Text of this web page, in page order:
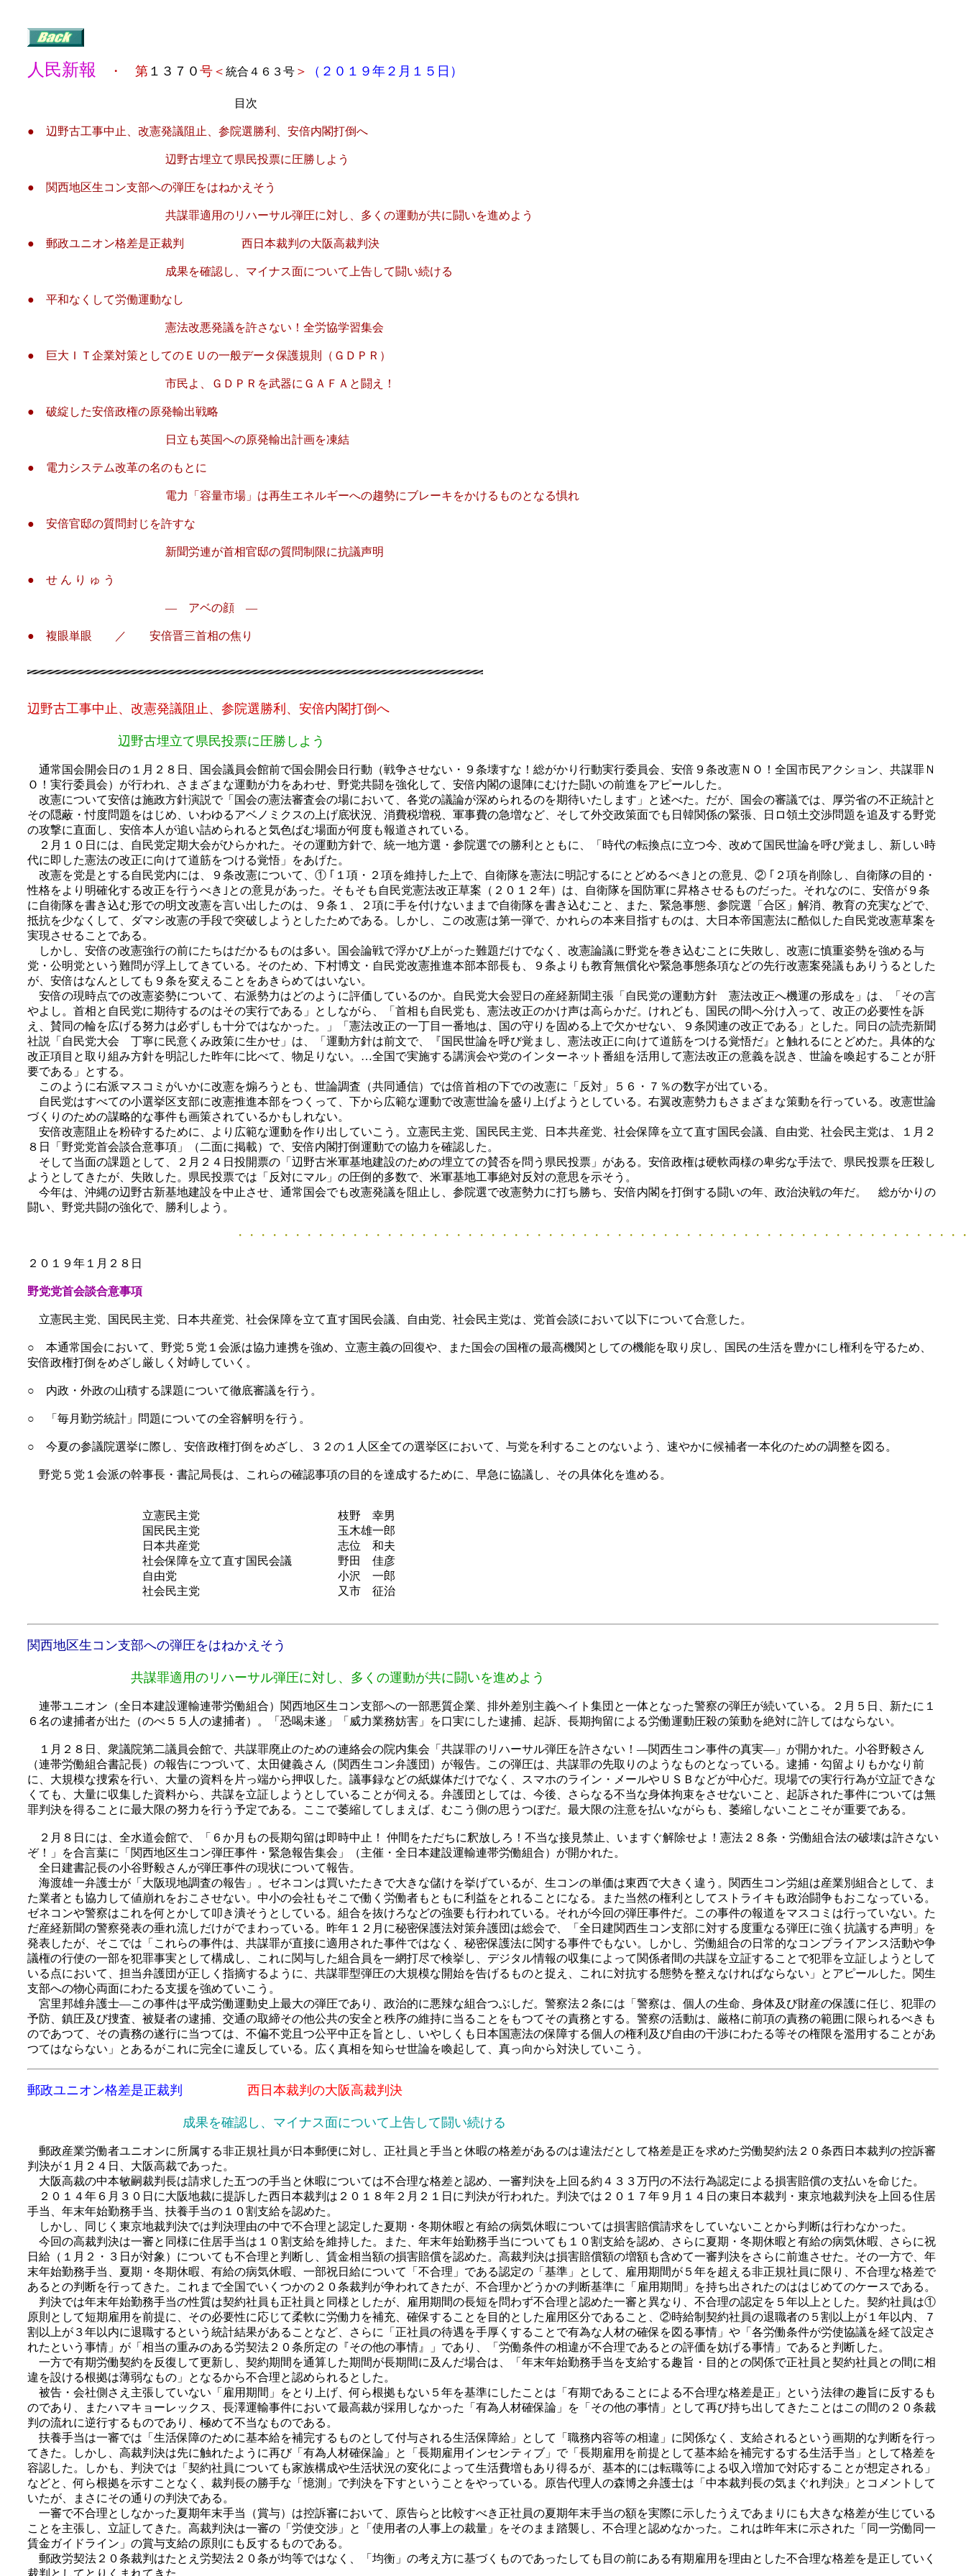
人民新報 ・ 第１３７０ 号＜ 統合４６３号＞ （２０１９年２月１５日）
目次
● 辺野古工事中止、改憲発議阻止、参院選勝利、安倍内閣打倒へ
辺野古埋立て県民投票に圧勝しよう
● 関西地区生コン支部への弾圧をはねかえそう
共謀罪適用のリハーサル弾圧に対し、多くの運動が共に闘いを進めよう
● 郵政ユニオン格差是正裁判 西日本裁判の大阪高裁判決
成果を確認し、マイナス面について上告して闘い続ける
● 平和なくして労働運動なし
憲法改悪発議を許さない！全労協学習集会
● 巨大ＩＴ企業対策としてのＥＵの一般データ保護規則（ＧＤＰＲ）
市民よ、ＧＤＰＲを武器にＧＡＦＡと闘え！
● 破綻した安倍政権の原発輸出戦略
日立も英国への原発輸出計画を凍結
● 電力システム改革の名のもとに
電力「容量市場」は再生エネルギーへの趨勢にブレーキをかけるものとなる惧れ
● 安倍官邸の質問封じを許すな
新聞労連が首相官邸の質問制限に抗議声明
● せ ん り ゅ う
― アベの顔 ―
● 複眼単眼 ／ 安倍晋三首相の焦り
辺野古工事中止、改憲発議阻止、参院選勝利、安倍内閣打倒へ
辺野古埋立て県民投票に圧勝しよう
通常国会開会日の１月２８日、国会議員会館前で国会開会日行動（戦争させない・９条壊すな！総がかり行動実行委員会、安倍９条改憲ＮＯ！全国市民アクション、共謀罪Ｎ
Ｏ！実行委員会）が行われ、さまざまな運動が力をあわせ、野党共闘を強化して、安倍内閣の退陣にむけた闘いの前進をアピールした。
改憲について安倍は施政方針演説で「国会の憲法審査会の場において、各党の議論が深められるのを期待いたします」と述べた。だが、国会の審議では、厚労省の不正統計と
その隠蔽・忖度問題をはじめ、いわゆるアベノミクスの上げ底状況、消費税増税、軍事費の急増など、そして外交政策面でも日韓関係の緊張、日ロ領土交渉問題を追及する野党
の攻撃に直面し、安倍本人が追い詰められると気色ばむ場面が何度も報道されている。
２月１０日には、自民党定期大会がひらかれた。その運動方針で、統一地方選・参院選での勝利とともに、「時代の転換点に立つ今、改めて国民世論を呼び覚まし、新しい時
代に即した憲法の改正に向けて道筋をつける覚悟」をあげた。
改憲を党是とする自民党内には、９条改憲について、① ｢１項・２項を維持した上で、自衛隊を憲法に明記するにとどめるべき｣との意見、② ｢２項を削除し、自衛隊の目的・
性格をより明確化する改正を行うべき｣との意見があった。そもそも自民党憲法改正草案（２０１２年）は、自衛隊を国防軍に昇格させるものだった。それなのに、安倍が９条
に自衛隊を書き込む形での明文改憲を言い出したのは、９条１、２項に手を付けないままで自衛隊を書き込むこと、また、緊急事態、参院選「合区」解消、教育の充実などで、
抵抗を少なくして、ダマシ改憲の手段で突破しようとしたためである。しかし、この改憲は第一弾で、かれらの本来目指すものは、大日本帝国憲法に酷似した自民党改憲草案を
実現させることである。
しかし、安倍の改憲強行の前にたちはだかるものは多い。国会論戦で浮かび上がった難題だけでなく、改憲論議に野党を巻き込むことに失敗し、改憲に慎重姿勢を強める与
党・公明党という難問が浮上してきている。そのため、下村博文・自民党改憲推進本部本部長も、９条よりも教育無償化や緊急事態条項などの先行改憲案発議もありうるとした
が、安倍はなんとしても９条を変えることをあきらめてはいない。
安倍の現時点での改憲姿勢について、右派勢力はどのように評価しているのか。自民党大会翌日の産経新聞主張「自民党の運動方針 憲法改正へ機運の形成を」は、「その言
やよし。首相と自民党に期待するのはその実行である」としながら、「首相も自民党も、憲法改正のかけ声は高らかだ。けれども、国民の間へ分け入って、改正の必要性を訴
え、賛同の輪を広げる努力は必ずしも十分ではなかった。」「憲法改正の一丁目一番地は、国の守りを固める上で欠かせない、９条関連の改正である」とした。同日の読売新聞
社説「自民党大会 丁寧に民意くみ政策に生かせ」は、「運動方針は前文で、『国民世論を呼び覚まし、憲法改正に向けて道筋をつける覚悟だ』と触れるにとどめた。具体的な
改正項目と取り組み方針を明記した昨年に比べて、物足りない。…全国で実施する講演会や党のインターネット番組を活用して憲法改正の意義を説き、世論を喚起することが肝
要である」とする。
このように右派マスコミがいかに改憲を煽ろうとも、世論調査（共同通信）では倍首相の下での改憲に「反対」５６・７％の数字が出ている。
自民党はすべての小選挙区支部に改憲推進本部をつくって、下から広範な運動で改憲世論を盛り上げようとしている。右翼改憲勢力もさまざまな策動を行っている。改憲世論
づくりのための謀略的な事件も画策されているかもしれない。
安倍改憲阻止を粉砕するために、より広範な運動を作り出していこう。立憲民主党、国民民主党、日本共産党、社会保障を立て直す国民会議、自由党、社会民主党は、１月２
８日「野党党首会談合意事項」（二面に掲載）で、安倍内閣打倒運動での協力を確認した。
そして当面の課題として、２月２４日投開票の「辺野古米軍基地建設のための埋立ての賛否を問う県民投票」がある。安倍政権は硬軟両様の卑劣な手法で、県民投票を圧殺し
ようとしてきたが、失敗した。県民投票では「反対にマル」の圧倒的多数で、米軍基地工事絶対反対の意思を示そう。
今年は、沖縄の辺野古新基地建設を中止させ、通常国会でも改憲発議を阻止し、参院選で改憲勢力に打ち勝ち、安倍内閣を打倒する闘いの年、政治決戦の年だ。 総がかりの
闘い、野党共闘の強化で、勝利しよう。
・・・・・・・・・・・・・・・・・・・・・・・・・・・・・・・・・・・・・・・・・・・・・・・・・・・・・・・・・・・・・・・
２０１９年１月２８日
野党党首会談合意事項
立憲民主党、国民民主党、日本共産党、社会保障を立て直す国民会議、自由党、社会民主党は、党首会談において以下について合意した。
○ 本通常国会において、野党５党１会派は協力連携を強め、立憲主義の回復や、また国会の国権の最高機関としての機能を取り戻し、国民の生活を豊かにし権利を守るため、
安倍政権打倒をめざし厳しく対峙していく。
○ 内政・外政の山積する課題について徹底審議を行う。
○ 「毎月勤労統計」問題についての全容解明を行う。
○ 今夏の参議院選挙に際し、安倍政権打倒をめざし、３２の１人区全ての選挙区において、与党を利することのないよう、速やかに候補者一本化のための調整を図る。
野党５党１会派の幹事長・書記局長は、これらの確認事項の目的を達成するために、早急に協議し、その具体化を進める。
立憲民主党 枝野 幸男
国民民主党 玉木雄一郎
日本共産党 志位 和夫
社会保障を立て直す国民会議 野田 佳彦
自由党 小沢 一郎
社会民主党 又市 征治
関西地区生コン支部への弾圧をはねかえそう
共謀罪適用のリハーサル弾圧に対し、多くの運動が共に闘いを進めよう
連帯ユニオン（全日本建設運輸連帯労働組合）関西地区生コン支部への一部悪質企業、排外差別主義ヘイト集団と一体となった警察の弾圧が続いている。２月５日、新たに１
６名の逮捕者が出た（のべ５５人の逮捕者）。「恐喝未遂」「威力業務妨害」を口実にした逮捕、起訴、長期拘留による労働運動圧殺の策動を絶対に許してはならない。
１月２８日、衆議院第二議員会館で、共謀罪廃止のための連絡会の院内集会「共謀罪のリハーサル弾圧を許さない！―関西生コン事件の真実―」が開かれた。小谷野毅さん
（連帯労働組合書記長）の報告につづいて、太田健義さん（関西生コン弁護団）が報告。この弾圧は、共謀罪の先取りのようなものとなっている。逮捕・勾留よりもかなり前
に、大規模な捜索を行い、大量の資料を片っ端から押収した。議事録などの紙媒体だけでなく、スマホのライン・メールやＵＳＢなどが中心だ。現場での実行行為が立証できな
くても、大量に収集した資料から、共謀を立証しようとしていることが伺える。弁護団としては、今後、さらなる不当な身体拘束をさせないこと、起訴された事件については無
罪判決を得ることに最大限の努力を行う予定である。ここで萎縮してしまえば、むこう側の思うつぼだ。最大限の注意を払いながらも、萎縮しないことこそが重要である。
２月８日には、全水道会館で、「６か月もの長期勾留は即時中止！ 仲間をただちに釈放しろ！不当な接見禁止、いますぐ解除せよ！憲法２８条・労働組合法の破壊は許さない
ぞ！」を合言葉に「関西地区生コン弾圧事件・緊急報告集会」（主催・全日本建設運輸連帯労働組合）が開かれた。
全日建書記長の小谷野毅さんが弾圧事件の現状について報告。
海渡雄一弁護士が「大阪現地調査の報告」。ゼネコンは買いたたきで大きな儲けを挙げているが、生コンの単価は東西で大きく違う。関西生コン労組は産業別組合として、ま
た業者とも協力して値崩れをおこさせない。中小の会社もそこで働く労働者もともに利益をとれることになる。また当然の権利としてストライキも政治闘争もおこなっている。
ゼネコンや警察はこれを何とかして叩き潰そうとしている。組合を抜けろなどの強要も行われている。それが今回の弾圧事件だ。この事件の報道をマスコミは行っていない。た
だ産経新聞の警察発表の垂れ流しだけがでまわっている。昨年１２月に秘密保護法対策弁護団は総会で、「全日建関西生コン支部に対する度重なる弾圧に強く抗議する声明」を
発表したが、そこでは「これらの事件は、共謀罪が直接に適用された事件ではなく、秘密保護法に関する事件でもない。しかし、労働組合の日常的なコンプライアンス活動や争
議権の行使の一部を犯罪事実として構成し、これに関与した組合員を一網打尽で検挙し、デジタル情報の収集によって関係者間の共謀を立証することで犯罪を立証しようとして
いる点において、担当弁護団が正しく指摘するように、共謀罪型弾圧の大規模な開始を告げるものと捉え、これに対抗する態勢を整えなければならない」とアピールした。関生
支部への物心両面にわたる支援を強めていこう。
宮里邦雄弁護士―この事件は平成労働運動史上最大の弾圧であり、政治的に悪辣な組合つぶしだ。警察法２条には「警察は、個人の生命、身体及び財産の保護に任じ、犯罪の
予防、鎮圧及び捜査、被疑者の逮捕、交通の取締その他公共の安全と秩序の維持に当ることをもつてその責務とする。警察の活動は、厳格に前項の責務の範囲に限られるべきも
のであつて、その責務の遂行に当つては、不偏不党且つ公平中正を旨とし、いやしくも日本国憲法の保障する個人の権利及び自由の干渉にわたる等その権限を濫用することがあ
つてはならない」とあるがこれに完全に違反している。広く真相を知らせ世論を喚起して、真っ向から対決していこう。
郵政ユニオン格差是正裁判 西日本裁判の大阪高裁判決
成果を確認し、マイナス面について上告して闘い続ける
郵政産業労働者ユニオンに所属する非正規社員が日本郵便に対し、正社員と手当と休暇の格差があるのは違法だとして格差是正を求めた労働契約法２０条西日本裁判の控訴審
判決が１月２４日、大阪高裁であった。
大阪高裁の中本敏嗣裁判長は請求した五つの手当と休暇については不合理な格差と認め、一審判決を上回る約４３３万円の不法行為認定による損害賠償の支払いを命じた。
２０１４年６月３０日に大阪地裁に提訴した西日本裁判は２０１８年２月２１日に判決が行われた。判決では２０１７年９月１４日の東日本裁判・東京地裁判決を上回る住居
手当、年末年始勤務手当、扶養手当の１０割支給を認めた。
しかし、同じく東京地裁判決では判決理由の中で不合理と認定した夏期・冬期休暇と有給の病気休暇については損害賠償請求をしていないことから判断は行わなかった。
今回の高裁判決は一審と同様に住居手当は１０割支給を維持した。また、年末年始勤務手当についても１０割支給を認め、さらに夏期・冬期休暇と有給の病気休暇、さらに祝
日給（１月２・３日が対象）についても不合理と判断し、賃金相当額の損害賠償を認めた。高裁判決は損害賠償額の増額も含めて一審判決をさらに前進させた。その一方で、年
末年始勤務手当、夏期・冬期休暇、有給の病気休暇、一部祝日給について「不合理」である認定の「基準」として、雇用期間が５年を超える非正規社員に限り、不合理な格差で
あるとの判断を行ってきた。これまで全国でいくつかの２０条裁判が争われてきたが、不合理かどうかの判断基準に「雇用期間」を持ち出されたのははじめてのケースである。
判決では年末年始勤務手当の性質は契約社員も正社員と同様としたが、雇用期間の長短を問わず不合理と認めた一審と異なり、不合理の認定を５年以上とした。契約社員は①
原則として短期雇用を前提に、その必要性に応じて柔軟に労働力を補充、確保することを目的とした雇用区分であること、②時給制契約社員の退職者の５割以上が１年以内、７
割以上が３年以内に退職するという統計結果があることなど、さらに「正社員の待遇を手厚くすることで有為な人材の確保を図る事情」や「各労働条件が労使協議を経て設定さ
れたという事情」が「相当の重みのある労契法２０条所定の『その他の事情』」であり、「労働条件の相違が不合理であるとの評価を妨げる事情」であると判断した。
一方で有期労働契約を反復して更新し、契約期間を通算した期間が長期間に及んだ場合は、「年末年始勤務手当を支給する趣旨・目的との関係で正社員と契約社員との間に相
違を設ける根拠は薄弱なもの」となるから不合理と認められるとした。
被告・会社側さえ主張していない「雇用期間」をとり上げ、何ら根拠もない５年を基準にしたことは「有期であることによる不合理な格差是正」という法律の趣旨に反するも
のであり、またハマキョーレックス、長澤運輸事件において最高裁が採用しなかった「有為人材確保論」を「その他の事情」として再び持ち出してきたことはこの間の２０条裁
判の流れに逆行するものであり、極めて不当なものである。
扶養手当は一審では「生活保障のために基本給を補完するものとして付与される生活保障給」として「職務内容等の相違」に関係なく、支給されるという画期的な判断を行っ
てきた。しかし、高裁判決は先に触れたように再び「有為人材確保論」と「長期雇用インセンティブ」で「長期雇用を前提として基本給を補完するする生活手当」として格差を
容認した。しかも、判決では「契約社員についても家族構成や生活状況の変化によって生活費増もあり得るが、基本的には転職等による収入増加で対応することが想定される」
などと、何ら根拠を示すことなく、裁判長の勝手な「憶測」で判決を下すということをやっている。原告代理人の森博之弁護士は「中本裁判長の気まぐれ判決」とコメントして
いたが、まさにその通りの判決である。
一審で不合理としなかった夏期年末手当（賞与）は控訴審において、原告らと比較すべき正社員の夏期年末手当の額を実際に示したうえであまりにも大きな格差が生じている
ことを主張し、立証してきた。高裁判決は一審の「労使交渉」と「使用者の人事上の裁量」をそのまま踏襲し、不合理と認めなかった。これは昨年末に示された「同一労働同一
賃金ガイドライン」の賞与支給の原則にも反するものである。
郵政労契法２０条裁判はたとえ労契法２０条が均等ではなく、「均衡」の考え方に基づくものであったしても目の前にある有期雇用を理由とした不合理な格差を是正していく
裁判としてとりくまれてきた。